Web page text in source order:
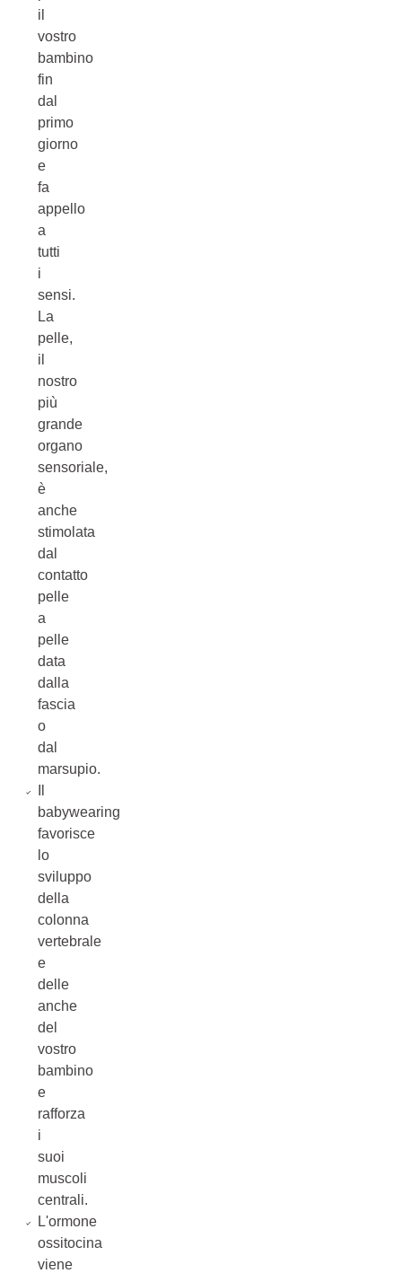
il
vostro
bambino
fin
dal
primo
giorno
e
fa
appello
a
tutti
i
sensi.
La
pelle,
il
nostro
più
grande
organo
sensoriale,
è
anche
stimolata
dal
contatto
pelle
a
pelle
data
dalla
fascia
o
dal
marsupio.
babywearing
favorisce
lo
sviluppo
della
colonna
vertebrale
e
delle
anche
del
vostro
bambino
e
rafforza
i
suoi
muscoli
centrali.
L'ormone
ossitocina
viene